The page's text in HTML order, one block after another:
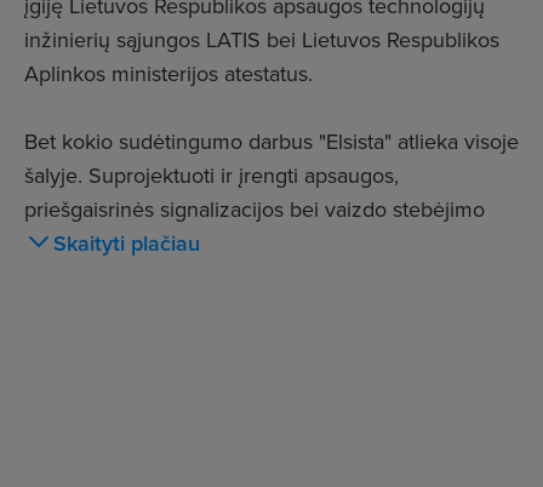
inžinierių sąjungos LATIS bei Lietuvos Respublikos
Aplinkos ministerijos atestatus.
Bet kokio sudėtingumo darbus "Elsista" atlieka visoje
šalyje. Suprojektuoti ir įrengti apsaugos,
priešgaisrinės signalizacijos bei vaizdo stebėjimo
sistemas bendrovės specialistams jau patikėjo tokios
Skaityti plačiau